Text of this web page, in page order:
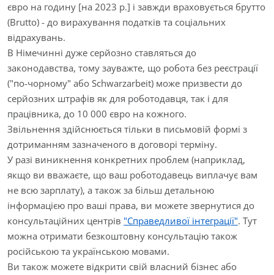
євро на годину [на 2023 р.] і завжди враховується брутто
(Brutto) - до вирахування податків та соціальних
відрахувань.
В Німечинні дуже серйозно ставляться до
законодавства, тому зауважте, що робота без реєстрації
("по-чорному" або Schwarzarbeit) може призвести до
серйозних штрафів як для роботодавця, так і для
працівника, до 10 000 євро на кожного.
Звільнення здійснюється тільки в письмовій формі з
дотриманням зазначеного в договорі терміну.
У разі виникнення конкретних проблем (наприклад,
якщо ви вважаєте, що ваш роботодавець виплачує вам
не всю зарплату), а також за більш детальною
інформацією про ваші права, ви можете звернутися до
консультаційних центрів "Справедливої інтеграції". Тут
можна отримати безкоштовну консультацію також
російською та українською мовами.
Ви також можете відкрити свій власний бізнес або